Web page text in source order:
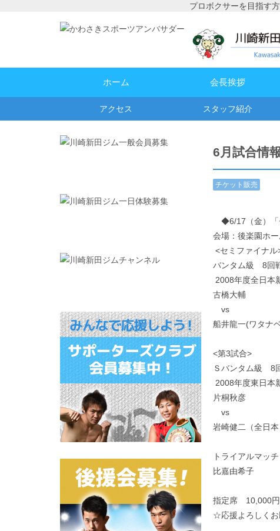
プロボクサーを目指す
ホーム 会長挨拶
アクセス スタッフ紹介
6月試合情
チケット販売
◆6/17（金）「
会場：後楽園ホ
<セミファイナル
バンタム級 8回
2008年度全日本
古橋大輔
vs
船井龍一(ワタナベ
<第3試合>
Ｓバンタム級 8
2008年度東日本
片桐秋彦
vs
岩崎健二（全日本
トライアルマッ
比嘉由希子
指定席 10,000
☆応援よろしくお